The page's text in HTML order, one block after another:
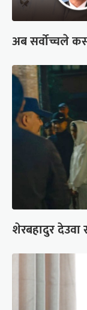
अब सर्वोच्चले
शेरबहादुर